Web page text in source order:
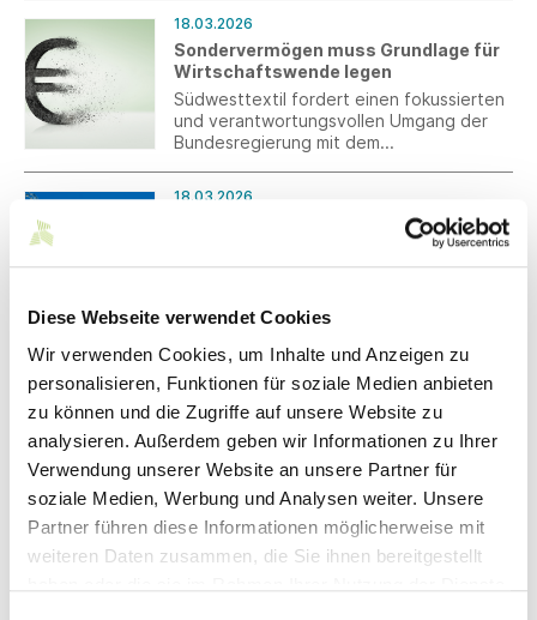
Diese Webseite verwendet Cookies
Wir verwenden Cookies, um Inhalte und Anzeigen zu
personalisieren, Funktionen für soziale Medien anbieten
zu können und die Zugriffe auf unsere Website zu
analysieren. Außerdem geben wir Informationen zu Ihrer
Verwendung unserer Website an unsere Partner für
soziale Medien, Werbung und Analysen weiter. Unsere
Partner führen diese Informationen möglicherweise mit
weiteren Daten zusammen, die Sie ihnen bereitgestellt
auf DBDPE in bestimmten technischen
Textilanwendungen und macht
insbesondere die begrenzten
Substitutionsmöglichkeiten deutlich.
18.03.2026
Sondervermögen muss Grundlage für
Wirtschaftswende legen
Südwesttextil fordert einen fokussierten
und verantwortungsvollen Umgang der
Bundesregierung mit dem
18.03.2026
EU-Zwangsarbeitsverordnung
Die Europäische Union wird ab dem 14.
Dezember 2027 verbieten, dass
hergestellt wurden, auf den EU-Markt
werden dürfen. Unternehmen müssen
damit rechnen, dass Produkte bei
begründetem Verdacht von den
Behörden überprüft werden.
16.03.2026
OLYMP sichert sich Rechte an der
Hemden- und Blusenmarke Eterna
Die OLYMP Bezner-
Gruppe hat sämtliche Markenrechte,
ETERNA, von
der Eterna Mode GmbH erworben. Der
Hemden- und Blusenspezialist hatte Mitte
Dezember 2025 Insolvenz anmeldet und
16.03.2026
Nichtraucherschutz – Pflichten von